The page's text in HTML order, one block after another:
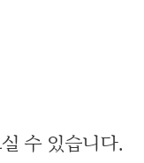
수 있습니다.